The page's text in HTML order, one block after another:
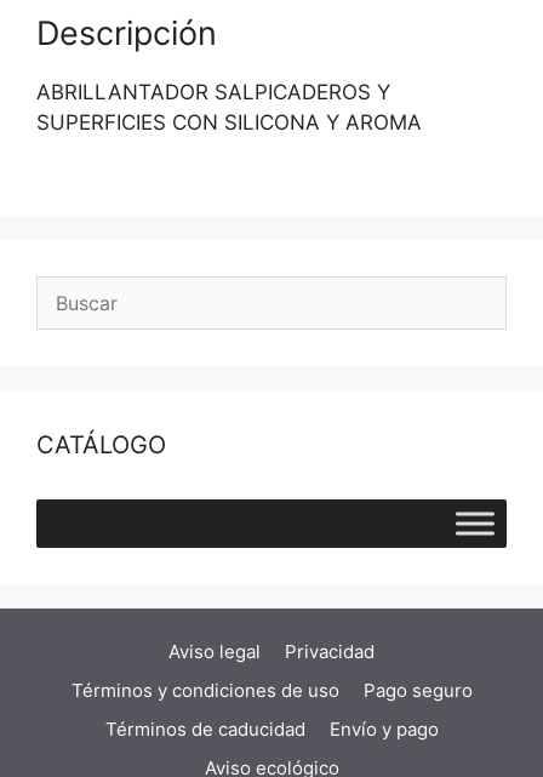
Descripción
ABRILLANTADOR SALPICADEROS Y
SUPERFICIES CON SILICONA Y AROMA
CATÁLOGO
Aviso legal
Privacidad
Términos y condiciones de uso
Pago seguro
Términos de caducidad
Envío y pago
Aviso ecológico